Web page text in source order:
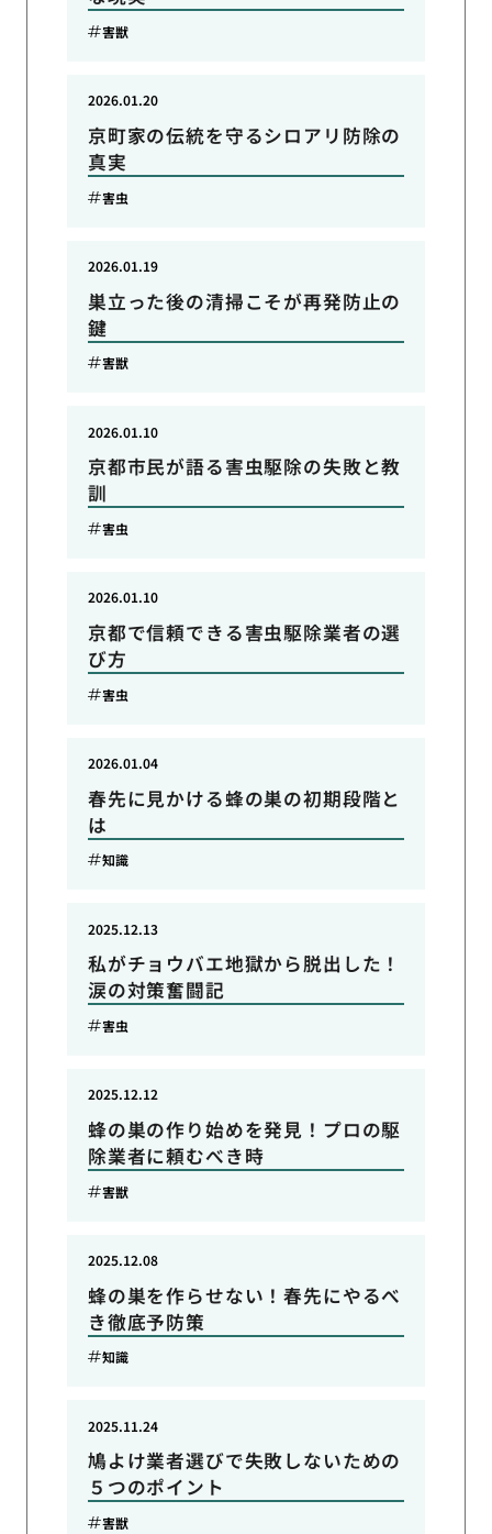
害獣
京町家の伝統を守るシロアリ防除の
真実
2026.01.20
害虫
巣立った後の清掃こそが再発防止の
鍵
2026.01.19
害獣
京都市民が語る害虫駆除の失敗と教
訓
2026.01.10
害虫
京都で信頼できる害虫駆除業者の選
び方
2026.01.10
害虫
春先に見かける蜂の巣の初期段階と
は
2026.01.04
知識
私がチョウバエ地獄から脱出した！
涙の対策奮闘記
2025.12.13
害虫
蜂の巣の作り始めを発見！プロの駆
除業者に頼むべき時
2025.12.12
害獣
蜂の巣を作らせない！春先にやるべ
き徹底予防策
2025.12.08
知識
鳩よけ業者選びで失敗しないための
５つのポイント
2025.11.24
害獣